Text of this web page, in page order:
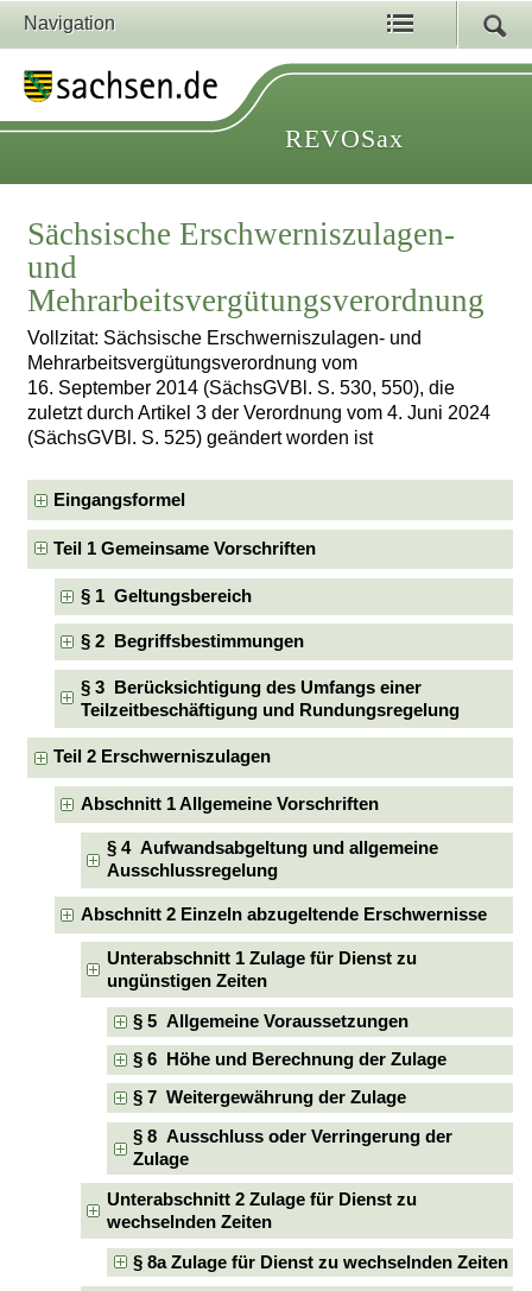
Navigation
REVOSax
Sächsische Erschwerniszulagen-
und
Mehrarbeitsvergütungsverordnung
Vollzitat: Sächsische Erschwerniszulagen- und
Mehrarbeitsvergütungsverordnung vom
16. September 2014 (SächsGVBl. S. 530, 550), die
zuletzt durch Artikel 3 der Verordnung vom 4. Juni 2024
(SächsGVBl. S. 525) geändert worden ist
Eingangsformel
Teil 1 Gemeinsame Vorschriften
§ 1 Geltungsbereich
§ 2 Begriffsbestimmungen
§ 3 Berücksichtigung des Umfangs einer
Teilzeitbeschäftigung und Rundungsregelung
Teil 2 Erschwerniszulagen
Abschnitt 1 Allgemeine Vorschriften
§ 4 Aufwandsabgeltung und allgemeine
Ausschlussregelung
Abschnitt 2 Einzeln abzugeltende Erschwernisse
Unterabschnitt 1 Zulage für Dienst zu
ungünstigen Zeiten
§ 5 Allgemeine Voraussetzungen
§ 6 Höhe und Berechnung der Zulage
§ 7 Weitergewährung der Zulage
§ 8 Ausschluss oder Verringerung der
Zulage
Unterabschnitt 2 Zulage für Dienst zu
wechselnden Zeiten
§ 8a Zulage für Dienst zu wechselnden Zeiten